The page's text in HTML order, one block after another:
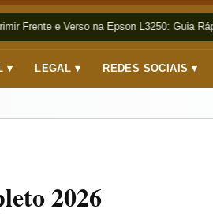
Frente e Verso na Epson L3250: Guia
▾ LEGAL ▾ REDES SOCIAIS ▾
2026